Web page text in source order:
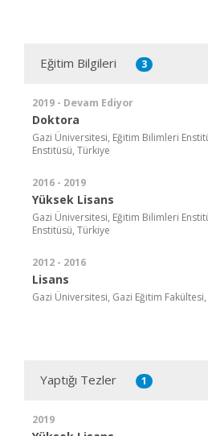
Eğitim Bilgileri 3
2019 - Devam Ediyor
Doktora
Gazi Üniversitesi, Eğitim Bilimleri
Enstitüsü, Türkiye
2016 - 2019
Yüksek Lisans
Gazi Üniversitesi, Eğitim Bilimleri
Enstitüsü, Türkiye
2012 - 2016
Lisans
Gazi Üniversitesi, Gazi Eğitim
Yaptığı Tezler 1
2019